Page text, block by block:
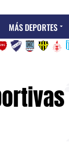
MÁS DEPORTES